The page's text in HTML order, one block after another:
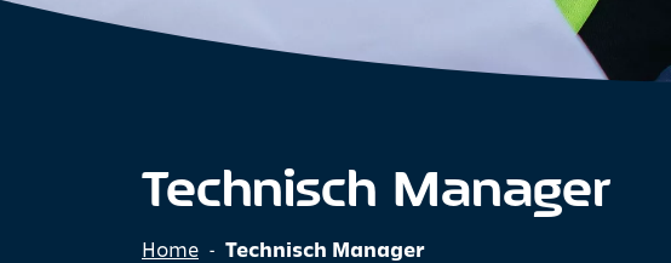
Technisch Manager
Home - Technisch Manager